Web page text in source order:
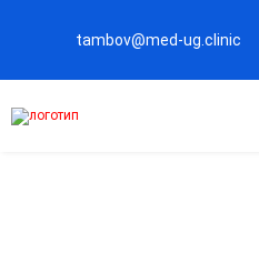
tambov@med-ug.clinic